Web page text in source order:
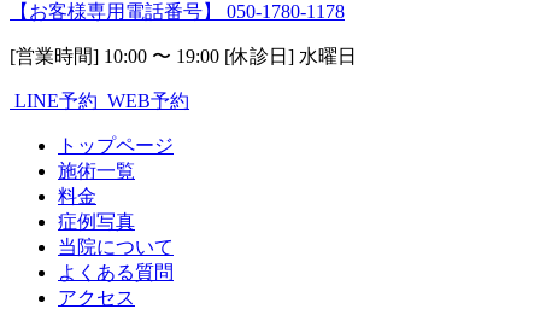
【お客様専用電話番号】 050-1780-1178
[営業時間] 10:00 〜 19:00 [休診日] 水曜日
LINE予約 WEB予約
トップページ
施術一覧
料金
症例写真
当院について
よくある質問
アクセス